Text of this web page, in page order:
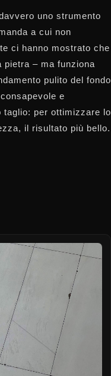
uno strumento
a cui non
ci hanno mostrato che
pietra – ma funziona
pulito del fondo
e
taglio: per ottimizzare lo
il risultato più bello.